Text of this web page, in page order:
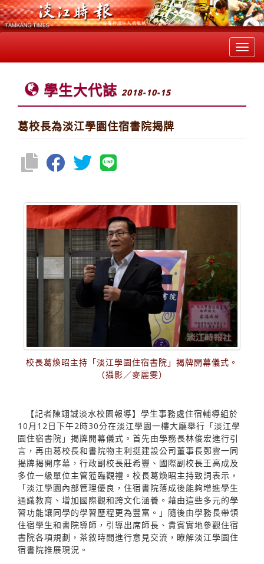
學生大代誌 2018-10-15
葛校長為淡江學園住宿書院揭牌
校長葛煥昭主持「淡江學園住宿書院」揭牌開幕儀式。
（攝影／麥麗雯）
【記者陳翊誠淡水校園報導】學生事務處住宿輔導組於
10月12日下午2時30分在淡江學園一樓大廳舉行「淡江學
園住宿書院」揭牌開幕儀式。首先由學務長林俊宏進行引
言，再由葛校長和書院物主利挺建設公司董事長鄭雲一同
揭牌揭開序幕，行政副校長莊希豐、國際副校長王高成及
多位一級單位主管蒞臨觀禮。校長葛煥昭主持致詞表示，
「淡江學園內部管理優良，住宿書院落成後能夠增進學生
通識教育、增加國際觀和跨文化涵養。藉由這些多元的學
習功能讓同學的學習歷程更為豐富。」隨後由學務長帶領
住宿學生和書院導師，引導出席師長、貴賓實地參觀住宿
書院各項規劃，茶敘時間進行意見交流，瞭解淡江學園住
宿書院推展現況。